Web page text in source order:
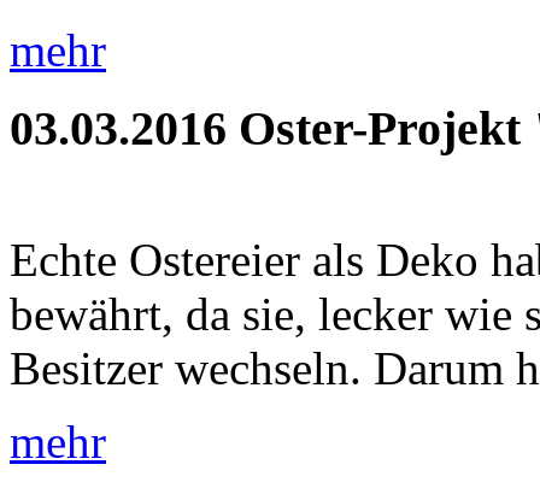
mehr
03.03.2016 Oster-
Echte Ostereier als Deko
bewährt, da sie, lecker wie
Besitzer wechseln. Darum
mehr